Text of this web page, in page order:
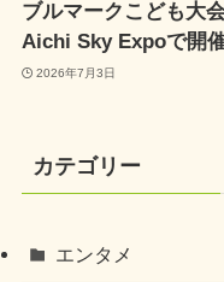
ブルマークこども大
Aichi Sky Expoで開
2026年7月3日
カテゴリー
エンタメ